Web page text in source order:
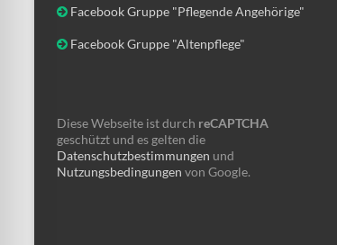
Facebook Gruppe "Pflegende Angehörige"
Facebook Gruppe "Altenpflege"
Diese Webseite ist durch reCAPTCHA
geschützt und es gelten die
Datenschutzbestimmungen und
Nutzungsbedingungen von Google.